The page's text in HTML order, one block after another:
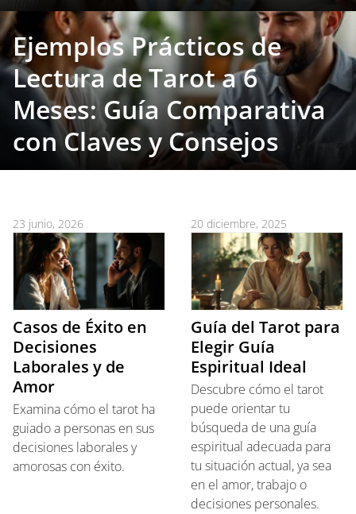
Ejemplos Prácticos de
Lectura de Tarot a 6
Meses: Guía Comparativa
con Claves y Consejos
23 junio, 2026
Casos de Éxito en
Decisiones
Laborales y de
Amor
Examina cómo el tarot ha
guiado a personas en sus
decisiones laborales y
amorosas con éxito.
20 diciembre, 2025
Guía del Tarot para
Elegir Guía
Espiritual Ideal
Descubre cómo el tarot
puede orientar tu
búsqueda de una guía
espiritual adecuada para
tu situación actual, ya sea
en el amor, trabajo o
decisiones personales.